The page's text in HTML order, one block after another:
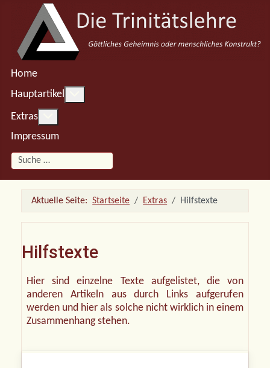
Home
Hauptartikel
Extras
Impressum
Suchen
Aktuelle Seite:Startseite Extras Hilfstexte
Hilfstexte
Hier sind einzelne Texte aufgelistet, die von
anderen Artikeln aus durch Links aufgerufen
werden und hier als solche nicht wirklich in einem
Zusammenhang stehen.